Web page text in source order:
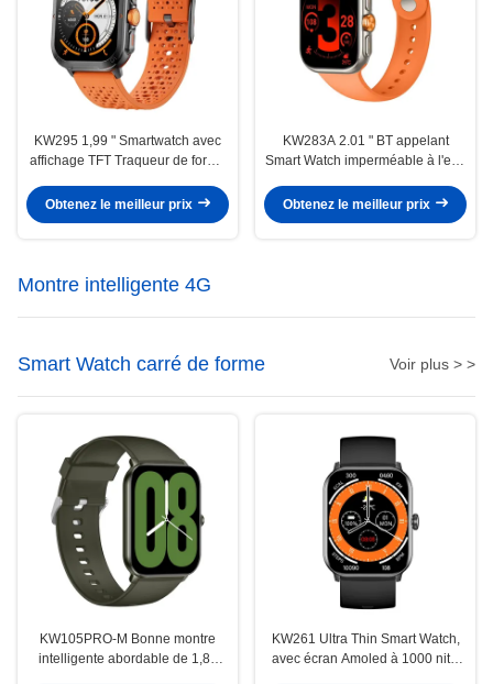
KW295 1,99 " Smartwatch avec
affichage TFT Traqueur de forme
appel BT
Obtenez le meilleur prix
KW283A 2.01 " BT appelant
Smart Watch imperméable à l'eau
Smartwatch
Obtenez le meilleur prix
Montre intelligente 4G
Smart Watch carré de forme Voir plus > >
KW105PRO-M Bonne montre
intelligente abordable de 1,85
KW261 Ultra Thin Smart Watch,
avec écran Amoled à 1000 nits,